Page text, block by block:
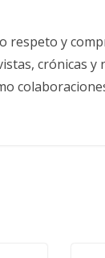
respeto y
crónicas y